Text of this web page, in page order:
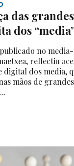
das
dos
no
reflectiu
digital dos media,
mãos de